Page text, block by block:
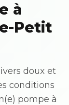
à
Petit
doux et
conditions
pompe à